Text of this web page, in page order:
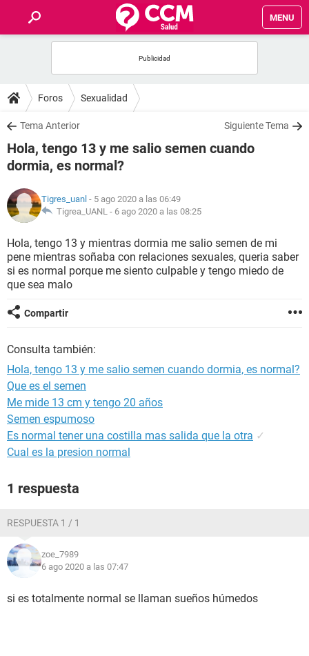
MENU
FOROS
SALUD
FAMILIA
NUTRICIÓN
SEXUALIDAD
Foros Sexualidad
Tema Anterior Siguiente Tema
Hola, tengo 13 y me salio semen cuando
dormia, es normal?
Tigres_uanl - 5 ago 2020 a las 06:49
Tigrea_UANL - 6 ago 2020 a las 08:25
Hola, tengo 13 y mientras dormia me salio semen de mi
pene mientras soñaba con relaciones sexuales, queria saber
si es normal porque me siento culpable y tengo miedo de
que sea malo
Compartir
Consulta también:
Hola, tengo 13 y me salio semen cuando dormia, es normal?
Que es el semen
Me mide 13 cm y tengo 20 años
Semen espumoso
Es normal tener una costilla mas salida que la otra ✓
Cual es la presion normal
1 respuesta
RESPUESTA 1 / 1
zoe_7989
6 ago 2020 a las 07:47
si es totalmente normal se llaman sueños húmedos